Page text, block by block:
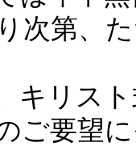
次第、
キリス
ご要望